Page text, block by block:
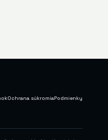
Ochrana súkromiaPodmienky